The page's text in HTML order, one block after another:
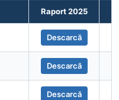
Raport 2025
Descarcă
Descarcă
Descarcă